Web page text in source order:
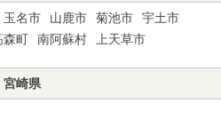
玉名市 山鹿市 菊池市
宇土市
森町 南阿蘇村 上天草市
宮崎県